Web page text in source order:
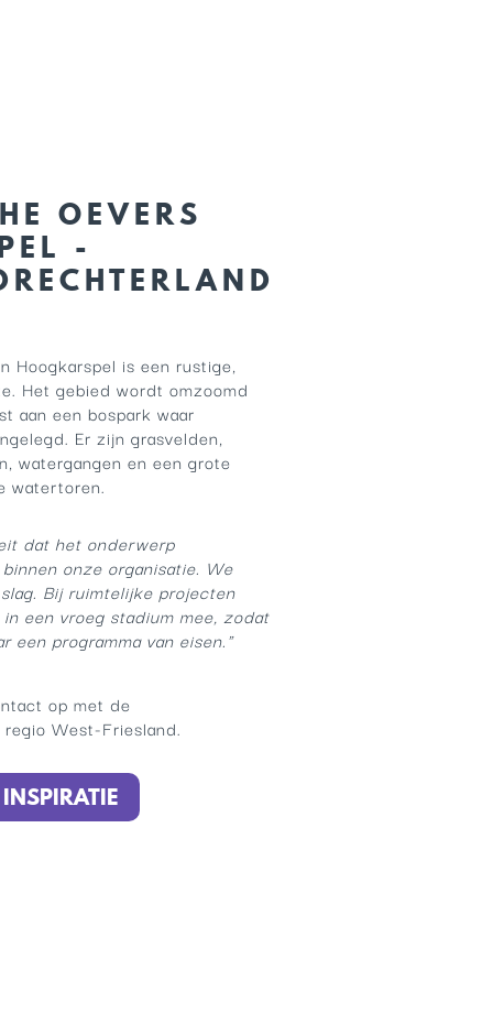
OEVERS
-
Hoogkarspel is een rustige,
Het gebied wordt omzoomd
aan een bospark waar
Er zijn grasvelden,
watergangen en een grote
watertoren.
dat het onderwerp
binnen onze organisatie. We
Bij ruimtelijke projecten
een vroeg stadium mee, zodat
een programma van eisen."
op met de
regio West-Friesland.